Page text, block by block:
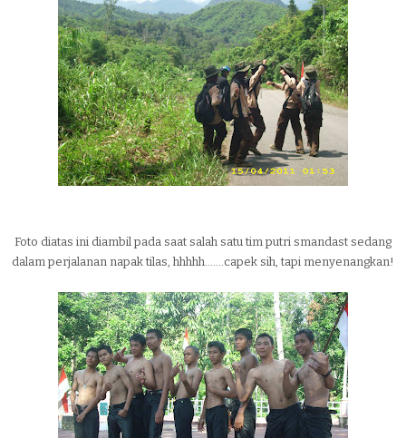
Foto diatas ini diambil pada saat salah satu tim putri smandast sedang
dalam perjalanan napak tilas, hhhhh.......capek sih, tapi menyenangkan!